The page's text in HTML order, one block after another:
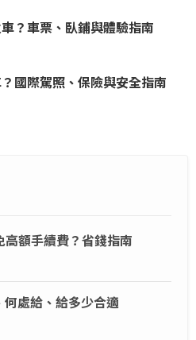
？車票、臥鋪與體驗指南
國際駕照、保險與安全指南
額手續費？省錢指南
處給、給多少合適